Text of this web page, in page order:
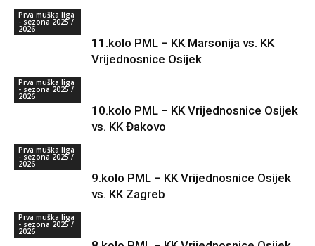
Prva muška liga
- sezona 2025 /
2026
11.kolo PML – KK Marsonija vs. KK
Vrijednosnice Osijek
Prva muška liga
- sezona 2025 /
2026
10.kolo PML – KK Vrijednosnice Osijek
vs. KK Đakovo
Prva muška liga
- sezona 2025 /
2026
9.kolo PML – KK Vrijednosnice Osijek
vs. KK Zagreb
Prva muška liga
- sezona 2025 /
2026